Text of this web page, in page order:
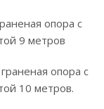
опора с
9 метров
опора с
10 метров.